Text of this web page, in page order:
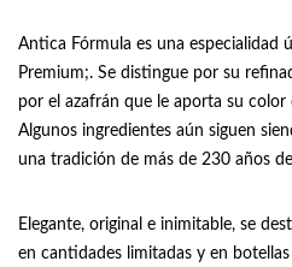
Antica Fórmula es una especialidad
Premium;. Se distingue por su
por el azafrán que le aporta su color
Algunos ingredientes aún siguen
una tradición de más de 230 años
Elegante, original e inimitable, se
en cantidades limitadas y en